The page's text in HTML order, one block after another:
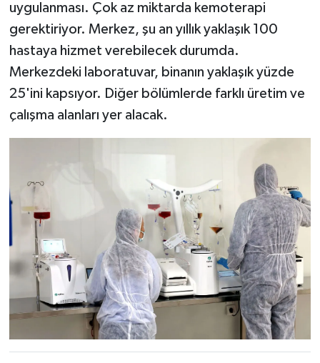
uygulanması. Çok az miktarda kemoterapi
gerektiriyor. Merkez, şu an yıllık yaklaşık 100
hastaya hizmet verebilecek durumda.
Merkezdeki laboratuvar, binanın yaklaşık yüzde
25'ini kapsıyor. Diğer bölümlerde farklı üretim ve
çalışma alanları yer alacak.